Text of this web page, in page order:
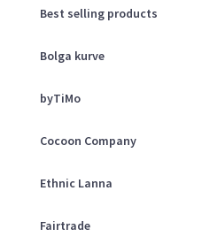
Best selling products
Bolga kurve
byTiMo
Cocoon Company
Ethnic Lanna
Fairtrade